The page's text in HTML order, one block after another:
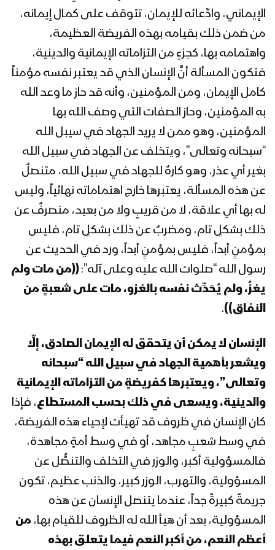
المحاضرة الرمضانية الثامنة للسيد
عبدالملك بدرالدين الحوثي 8 رمضان
1443هـ
المحاضرة الرمضانية السابعة للسيد
عبدالملك بدرالدين الحوثي 7 رمضان
1443هـ
المحاضرة الرمضانية السادسة للسيد
عبدالملك بدرالدين الحوثي 6 رمضان
المحاضرة الرمضانية الخامسة للسيد
عبدالملك بدرالدين الحوثي 5 رمضان
المحاضرة الرمضانية الرابعة للسيد عبد
الملك بدر الدين الحوثي 4 رمضان 1443هـ
المحاضرة الرمضانية الثانية للسيد عبد الملك
04-2022م
المحاضرة الرمضانية الأولى للسيد عبد
الملك بدر الدين الحوثي 1443هـ
كلمة قائد الثورة السيد عبدالملك بدرالدين
الحوثي خلال لقاء موسع استقبالا لشهر
الإيماني، وادِّعائه للإيمان، تتوقف على كمال إيمانه،
من ضمن ذلك بقيامه بهذه الفريضة العظيمة،
واهتمامه بها، كجزءٍ من التزاماته الإيمانية والدينية،
فتكون المسألة أنَّ الإنسان الذي قد يعتبر نفسه مؤمناً
كامل الإيمان، ومن المؤمنين، وأنه قد حاز ما وعد الله
به المؤمنين، وحاز الصفات التي وصف الله بها
المؤمنين، وهو ممن لا يريد الجهاد في سيبل الله
“سبحانه وتعالى”، ويتخلف عن الجهاد في سبيل الله
بغير أي عذر، وهو كارهٌ للجهاد في سبيل الله، متنصلٌ
عن هذه المسألة، يعتبرها خارج اهتماماته نهائياً، وليس
له بها أي علاقة، لا من قريبٍ ولا من بعيد، منصرفٌ عن
ذلك بشكلٍ تام، ومضربٌ عن ذلك بشكلٍ تام، فليس
بمؤمنٍ أبداً، فليس بمؤمنٍ أبداً، ورد في الحديث عن
رسول الله “صلوات الله عليه وعلى آله”: ((من مات ولم
يغزُ، ولم يُحَدِّث نفسه بالغزو، مات على شعبةٍ من
النفاق)).
الإنسان لا يمكن أن يتحقق له الإيمان الصادق، إلِّا
ويشعر بأهمية الجهاد في سبيل الله “سبحانه
وتعالى”، ويعتبرها كفريضةٍ من التزاماته الإيمانية
والدينية، ويسعى في ذلك بحسب المستطاع، فإذا
كان الإنسان في ظروف قد تهيأت لإحياء هذه الفريضة،
في وسط شعبٍ مجاهد، أو في وسط أمةٍ مجاهدة،
فالمسؤولية أكبر، والوزر في التخلف والتنصُّل عن
المسؤولية، والتهرب، الوزر كبير، والذنب عظيم، تكون
جريمةً كبيرةً جداً، عندما يتنصل الإنسان عن هذه
المسؤولية، بعد أن هيأ الله له الظروف للقيام بها، من
أعظم النعم، من أكبر النعم فيما يتعلق بهذه